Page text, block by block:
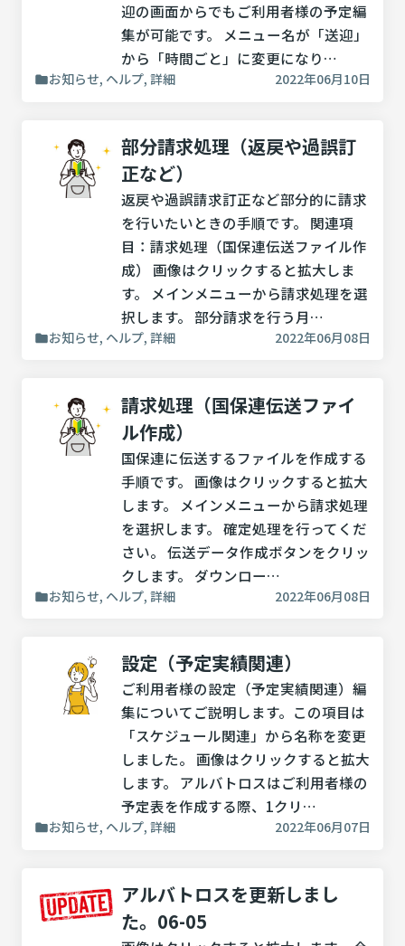
迎の画面からでもご利用者様の予定編
集が可能です。 メニュー名が「送迎」
から「時間ごと」に変更になり…
お知らせ, ヘルプ, 詳細 2022年06月10日
部分請求処理（返戻や過誤訂
正など）
返戻や過誤請求訂正など部分的に請求
を行いたいときの手順です。 関連項
目：請求処理（国保連伝送ファイル作
成） 画像はクリックすると拡大しま
す。 メインメニューから請求処理を選
択します。 部分請求を行う月…
お知らせ, ヘルプ, 詳細 2022年06月08日
請求処理（国保連伝送ファイ
ル作成）
国保連に伝送するファイルを作成する
手順です。 画像はクリックすると拡大
します。 メインメニューから請求処理
を選択します。 確定処理を行ってくだ
さい。 伝送データ作成ボタンをクリッ
クします。 ダウンロー…
お知らせ, ヘルプ, 詳細 2022年06月08日
設定（予定実績関連）
ご利用者様の設定（予定実績関連）編
集についてご説明します。この項目は
「スケジュール関連」から名称を変更
しました。 画像はクリックすると拡大
します。 アルバトロスはご利用者様の
予定表を作成する際、1クリ…
お知らせ, ヘルプ, 詳細 2022年06月07日
アルバトロスを更新しまし
た。06-05